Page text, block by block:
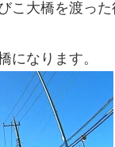
こ大橋を渡っ
になります。